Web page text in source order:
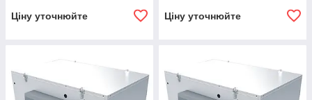
Ціну уточнюйте Ціну уточнюйте